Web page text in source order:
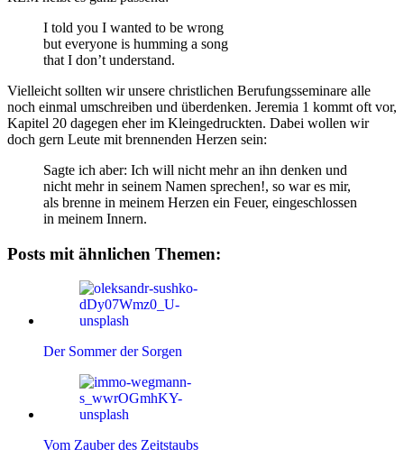
I told you I wanted to be wrong
but everyone is humming a song
that I don’t understand.
Vielleicht sollten wir unsere christlichen Berufungsseminare alle
noch einmal umschreiben und überdenken. Jeremia 1 kommt oft vor,
Kapitel 20 dagegen eher im Kleingedruckten. Dabei wollen wir
doch gern Leute mit brennenden Herzen sein:
Sagte ich aber: Ich will nicht mehr an ihn denken und
nicht mehr in seinem Namen sprechen!, so war es mir,
als brenne in meinem Herzen ein Feuer, eingeschlossen
in meinem Innern.
Posts mit ähnlichen Themen:
Der Sommer der Sorgen
Vom Zauber des Zeitstaubs